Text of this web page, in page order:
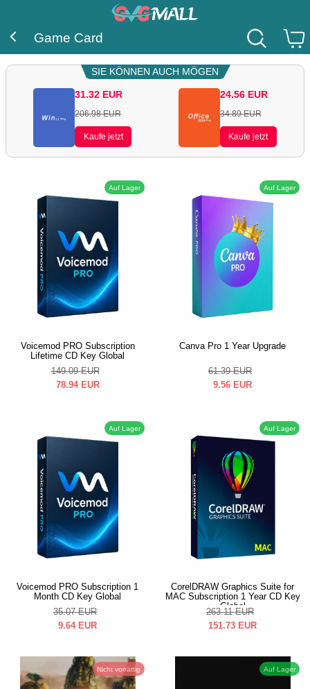
Game Card
SIE KÖNNEN AUCH MÖGEN
31.32 EUR
206.98 EUR
Kaufe jetzt
24.56 EUR
34.89 EUR
Kaufe jetzt
Auf Lager
Voicemod PRO Subscription
Lifetime CD Key Global
149.09 EUR
78.94 EUR
Auf Lager
Canva Pro 1 Year Upgrade
61.39 EUR
9.56 EUR
Auf Lager
Voicemod PRO Subscription 1
Month CD Key Global
35.07 EUR
9.64 EUR
Auf Lager
CorelDRAW Graphics Suite for
MAC Subscription 1 Year CD Key
Global
263.11 EUR
151.73 EUR
Nicht vorrättig Auf Lager